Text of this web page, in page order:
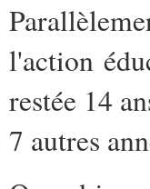
l'action
restée 14
7 autres